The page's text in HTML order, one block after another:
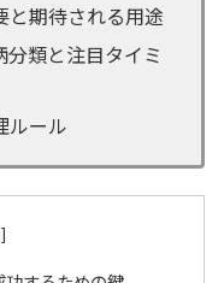
と期待される用途
類と注目タイミ
ルール